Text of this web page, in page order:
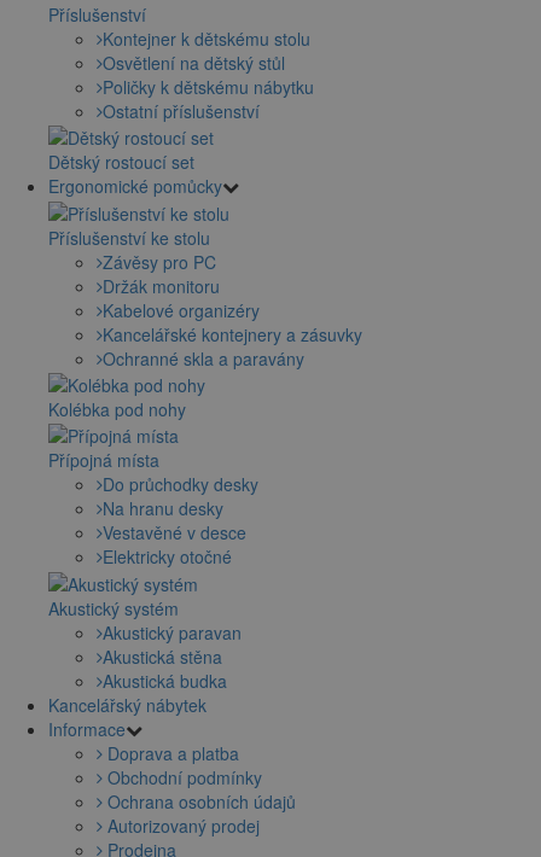
Příslušenství
Kontejner k dětskému stolu
Osvětlení na dětský stůl
Poličky k dětskému nábytku
Ostatní příslušenství
Dětský rostoucí set
Ergonomické pomůcky
Příslušenství ke stolu
Závěsy pro PC
Držák monitoru
Kabelové organizéry
Kancelářské kontejnery a zásuvky
Ochranné skla a paravány
Kolébka pod nohy
Přípojná místa
Do průchodky desky
Na hranu desky
Vestavěné v desce
Elektricky otočné
Akustický systém
Akustický paravan
Akustická stěna
Akustická budka
Kancelářský nábytek
Informace
Doprava a platba
Obchodní podmínky
Ochrana osobních údajů
Autorizovaný prodej
Prodejna